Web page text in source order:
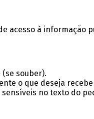
acesso à
(se souber).
o que deseja
no texto do